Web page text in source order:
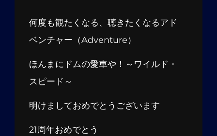
何度も観たくなる、聴きたくなるアド
ベンチャー（Adventure）
ほんまにドムの愛車や！～ワイルド・
スピード～
明けましておめでとうございます
21周年おめでとう